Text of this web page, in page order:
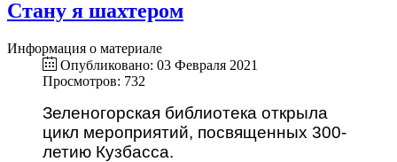
Стану я шахтером
Информация о материале
Опубликовано: 03 Февраля 2021
Просмотров: 732
Зеленогорская библиотека открыла
цикл мероприятий, посвященных 300-
летию Кузбасса.